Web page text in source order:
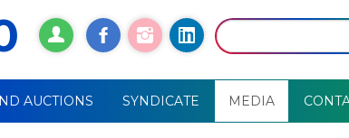
AUCTIONS SYNDICATE MEDIA